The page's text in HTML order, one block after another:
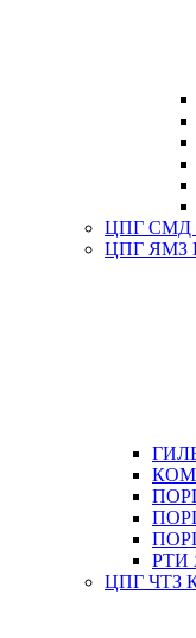
ЦПГ СМД
ЦПГ ЯМЗ
РТИ
ЦПГ ЧТЗ